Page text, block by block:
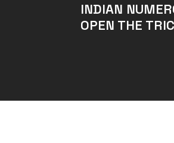
INDIAN
OPEN THE